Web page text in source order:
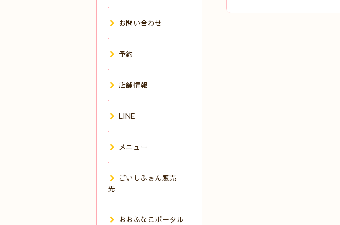
お問い合わせ
予約
店舗情報
LINE
メニュー
ごいしふぉん販売
先
おおふなこポータル